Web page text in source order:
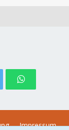
Impressum